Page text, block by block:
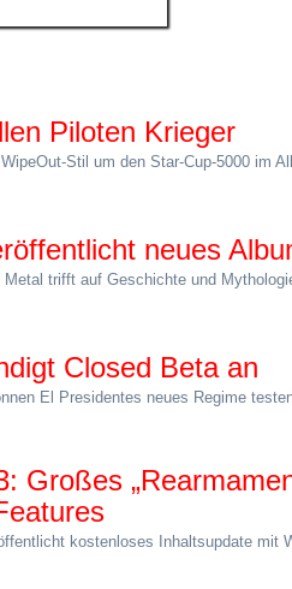
Piloten Krieger
Stil um den Star-Cup-5000 im All.
neues
trifft auf Geschichte und
Closed Beta an
El Presidentes neues Regime
Großes
kostenloses Inhaltsupdate mit